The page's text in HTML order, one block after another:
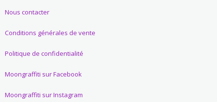
Nous contacter
Conditions générales de vente
Politique de confidentialité
Moongraffiti sur Facebook
Moongraffiti sur Instagram